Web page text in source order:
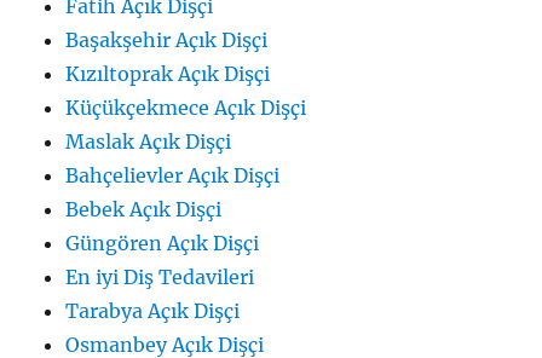
Fatih Açık Dişçi
Başakşehir Açık Dişçi
Kızıltoprak Açık Dişçi
Küçükçekmece Açık Dişçi
Maslak Açık Dişçi
Bahçelievler Açık Dişçi
Bebek Açık Dişçi
Güngören Açık Dişçi
En iyi Diş Tedavileri
Tarabya Açık Dişçi
Osmanbey Açık Dişçi